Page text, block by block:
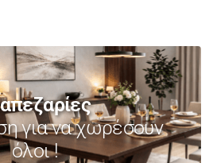
για να χωρέσουν
όλοι !